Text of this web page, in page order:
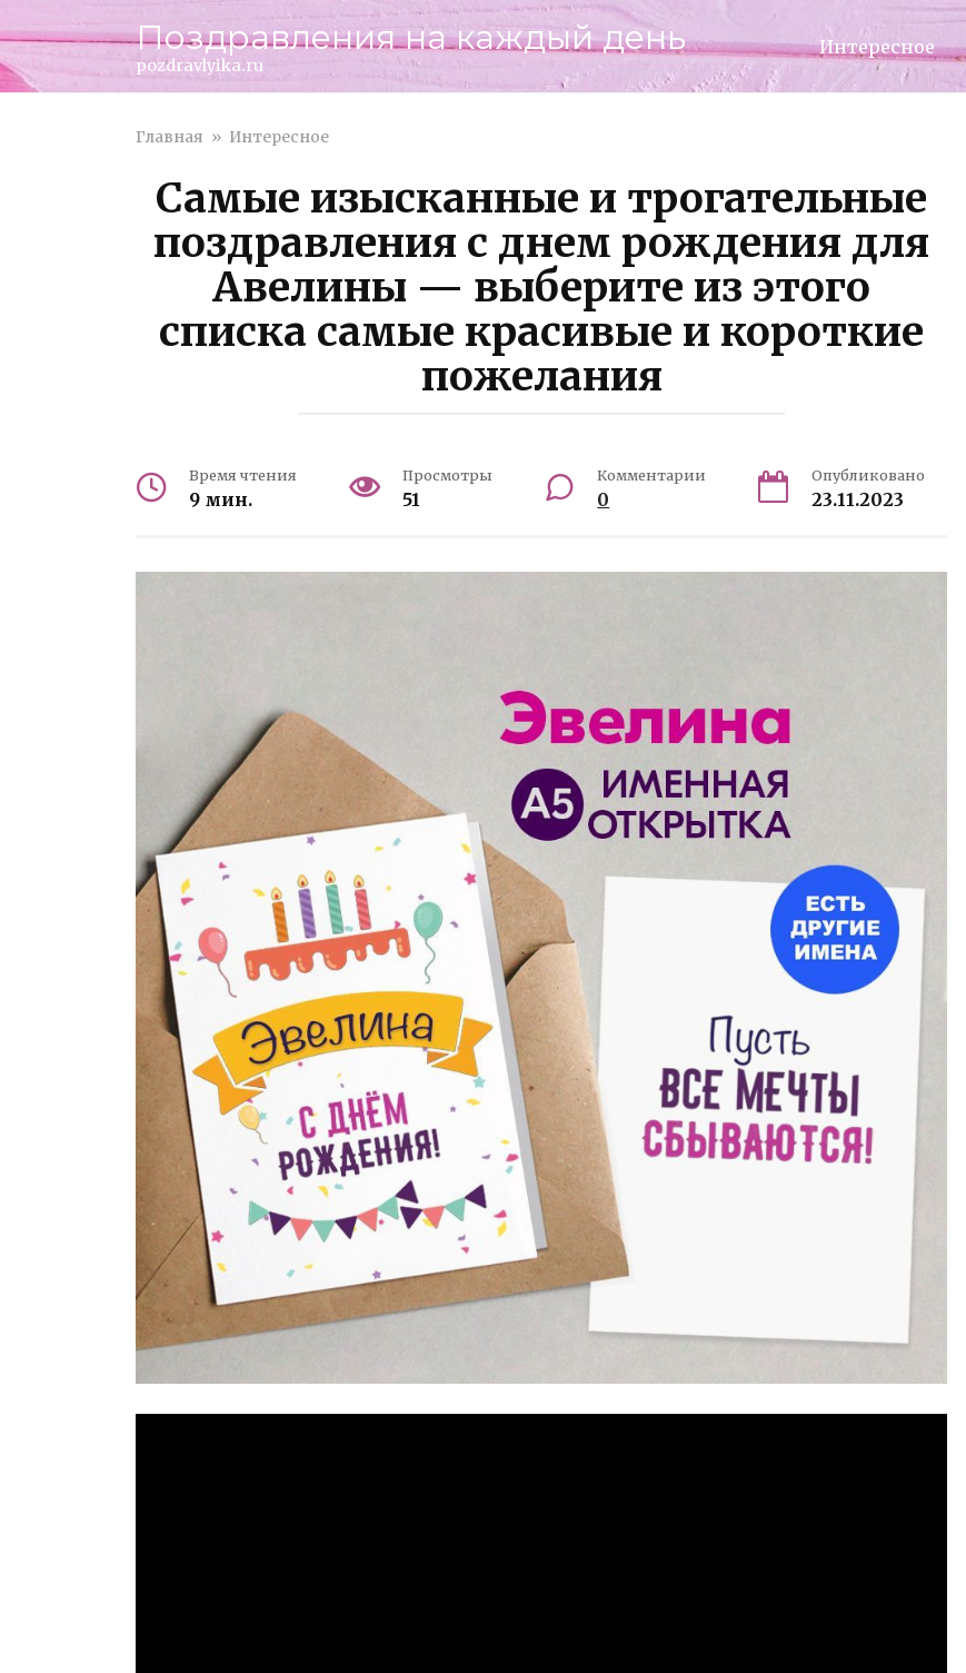
к
контенту
Поздравления на каждый день
pozdravlyika.ru
Интересное
Главная » Интересное
Самые изысканные и трогательные
поздравления с днем рождения для
Авелины — выберите из этого
списка самые красивые и короткие
пожелания
Время чтения
9 мин.
Просмотры
51
Комментарии
0
Опубликовано
23.11.2023